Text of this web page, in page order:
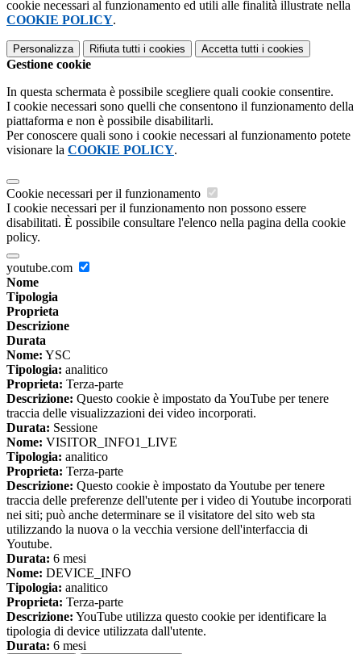
cookie necessari al funzionamento ed utili alle finalità illustrate nella
COOKIE POLICY.
Personalizza Rifiuta tutti i cookies Accetta tutti i cookies
Gestione cookie
In questa schermata è possibile scegliere quali cookie consentire.
I cookie necessari sono quelli che consentono il funzionamento della
piattaforma e non è possibile disabilitarli.
Per conoscere quali sono i cookie necessari al funzionamento potete
visionare la COOKIE POLICY.
Cookie necessari per il funzionamento
I cookie necessari per il funzionamento non possono essere
disabilitati. È possibile consultare l'elenco nella pagina della cookie
policy.
youtube.com
Nome
Tipologia
Proprieta
Descrizione
Durata
Nome: YSC
Tipologia: analitico
Proprieta: Terza-parte
Descrizione: Questo cookie è impostato da YouTube per tenere
traccia delle visualizzazioni dei video incorporati.
Durata: Sessione
Nome: VISITOR_INFO1_LIVE
Tipologia: analitico
Proprieta: Terza-parte
Descrizione: Questo cookie è impostato da Youtube per tenere
traccia delle preferenze dell'utente per i video di Youtube incorporati
nei siti; può anche determinare se il visitatore del sito web sta
utilizzando la nuova o la vecchia versione dell'interfaccia di
Youtube.
Durata: 6 mesi
Nome: DEVICE_INFO
Tipologia: analitico
Proprieta: Terza-parte
Descrizione: YouTube utilizza questo cookie per identificare la
tipologia di device utilizzata dall'utente.
Durata: 6 mesi